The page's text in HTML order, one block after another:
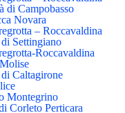
di Campobasso
Novara
– Roccavaldina
Settingiano
Roccavaldina
Caltagirone
Montegrino
Corleto Perticara